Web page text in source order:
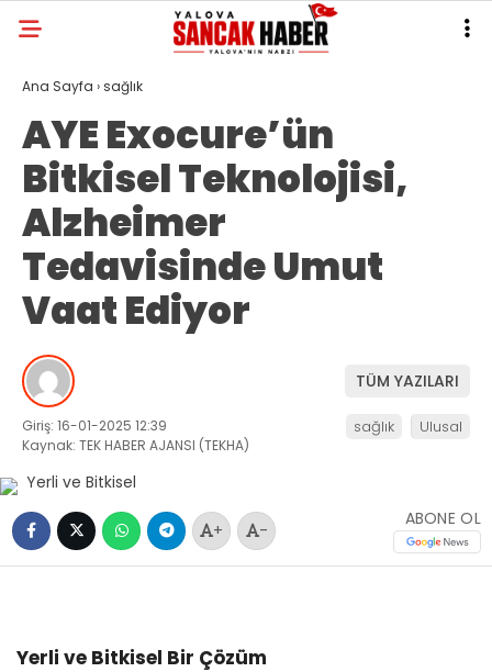
Ana Sayfa ›sağlık
AYE Exocure’ün
Bitkisel Teknolojisi,
Alzheimer
Tedavisinde Umut
Vaat Ediyor
TÜM YAZILARI
Giriş: 16-01-2025 12:39
Kaynak: TEK HABER AJANSI (TEKHA)
sağlık Ulusal
+ -
ABONE OL
Yerli ve Bitkisel Bir Çözüm